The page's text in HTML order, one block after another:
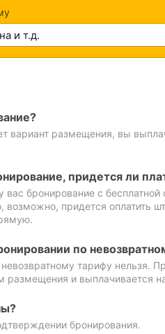
вариант размещения, вы
придется ли
бронирование с бесплатной
возможно, придется оплатить
по
тарифу нельзя.
размещения и выплачивается
бронирования.